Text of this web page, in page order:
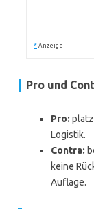
* Anzeige
Pro und
Pro:
Logistik.
Contra:
keine
Auflage.